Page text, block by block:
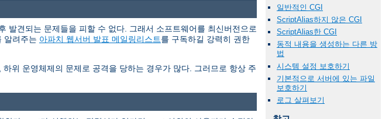
일반적인 CGI
ScriptAlias하지 않은 CGI
ScriptAlias한 CGI
동적 내용을 생성하는 다른 방
법
시스템 설정 보호하기
기본적으로 서버에 있는 파일
보호하기
로그 살펴보기
발견되는 문제들을 피할 수 없다. 그래서 소프트웨어를 최신버전으로
알려주는 아파치 웹서버 발표 메일링리스트를 구독하길 강력히 권한
위 운영체제의 문제로 공격을 당하는 경우가 많다. 그러므로 항상 주